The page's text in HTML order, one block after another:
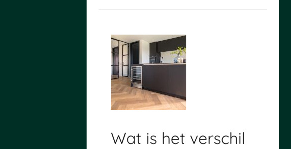
Wat is het verschil